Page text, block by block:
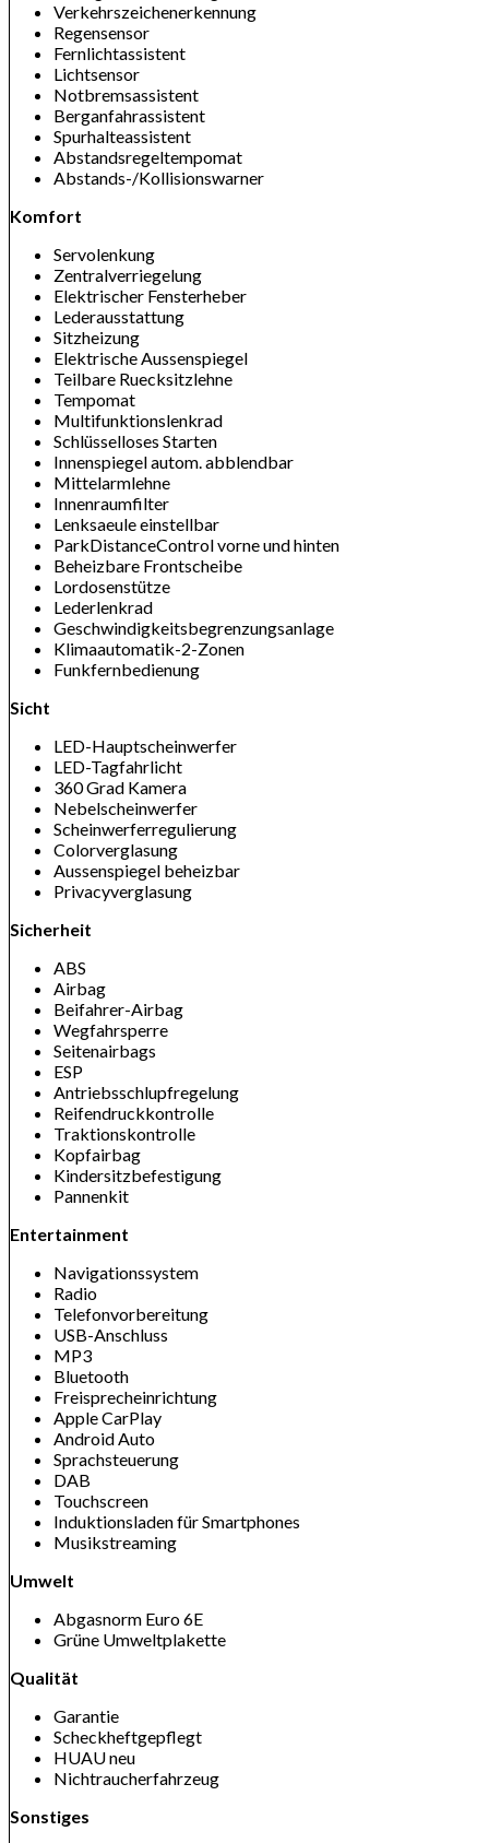
Verkehrszeichenerkennung
Regensensor
Fernlichtassistent
Lichtsensor
Notbremsassistent
Berganfahrassistent
Spurhalteassistent
Abstandsregeltempomat
Abstands-/Kollisionswarner
Komfort
Servolenkung
Zentralverriegelung
Elektrischer Fensterheber
Lederausstattung
Sitzheizung
Elektrische Aussenspiegel
Teilbare Ruecksitzlehne
Tempomat
Multifunktionslenkrad
Schlüsselloses Starten
Innenspiegel autom. abblendbar
Mittelarmlehne
Innenraumfilter
Lenksaeule einstellbar
ParkDistanceControl vorne und hinten
Beheizbare Frontscheibe
Lordosenstütze
Lederlenkrad
Geschwindigkeitsbegrenzungsanlage
Klimaautomatik-2-Zonen
Funkfernbedienung
Sicht
LED-Hauptscheinwerfer
LED-Tagfahrlicht
360 Grad Kamera
Nebelscheinwerfer
Scheinwerferregulierung
Colorverglasung
Aussenspiegel beheizbar
Privacyverglasung
Sicherheit
ABS
Airbag
Beifahrer-Airbag
Wegfahrsperre
Seitenairbags
ESP
Antriebsschlupfregelung
Reifendruckkontrolle
Traktionskontrolle
Kopfairbag
Kindersitzbefestigung
Pannenkit
Entertainment
Navigationssystem
Radio
Telefonvorbereitung
USB-Anschluss
MP3
Bluetooth
Freisprecheinrichtung
Apple CarPlay
Android Auto
Sprachsteuerung
DAB
Touchscreen
Induktionsladen für Smartphones
Musikstreaming
Umwelt
Abgasnorm Euro 6E
Grüne Umweltplakette
Qualität
Garantie
Scheckheftgepflegt
HUAU neu
Nichtraucherfahrzeug
Sonstiges